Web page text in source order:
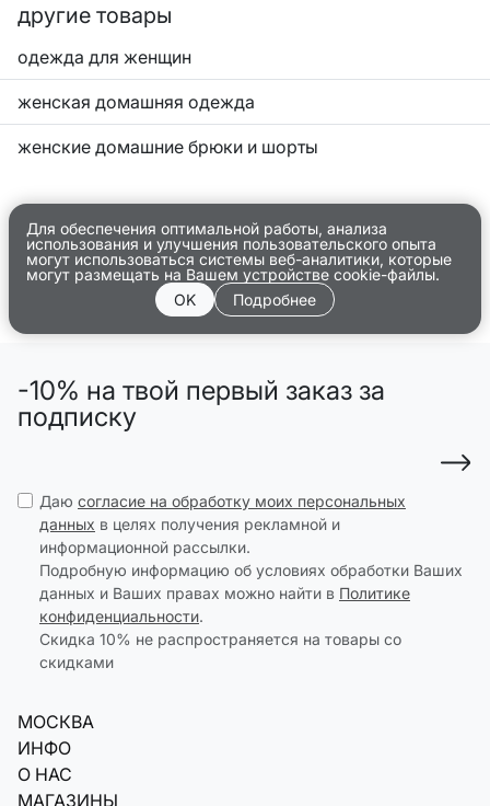
другие товары
одежда для женщин
женская домашняя одежда
женские домашние брюки и шорты
Для обеспечения оптимальной работы, анализа
использования и улучшения пользовательского опыта
могут использоваться системы веб-аналитики, которые
могут размещать на Вашем устройстве cookie-файлы.
OK
Подробнее
-10% на твой первый заказ за
подписку
Даю согласие на обработку моих персональных
данных в целях получения рекламной и
информационной рассылки.
Подробную информацию об условиях обработки Ваших
данных и Ваших правах можно найти в Политике
конфиденциальности.
Скидка 10% не распространяется на товары со
скидками
МОСКВА
ИНФО
О НАС
МАГАЗИНЫ